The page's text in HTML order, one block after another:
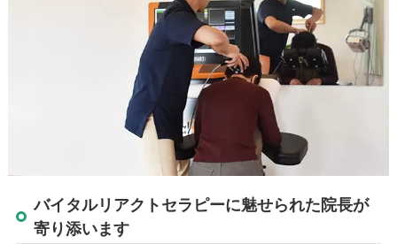
バイタルリアクトセラピーに魅せられた院長が
寄り添います